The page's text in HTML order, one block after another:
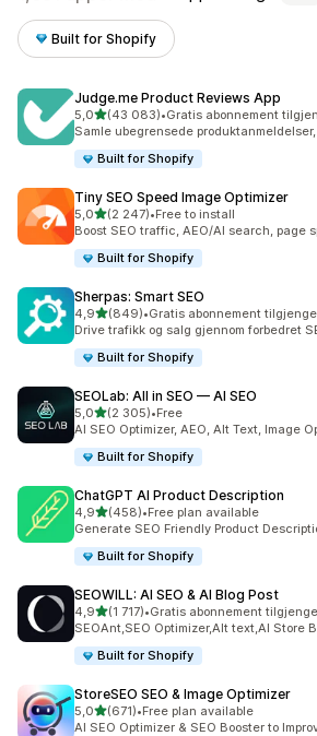
Built for Shopify
Judge.me Product Reviews App
5,0av 5 stjerner
(43 083)
Totalt 43083 omtaler
•Gratis abonnement
Samle ubegrensede
Built for Shopify
Tiny SEO Speed Image Optimizer
5,0av 5 stjerner
(2 247)
Totalt 2247 omtaler
•Free to install
Boost SEO traffic, AEO/AI search, page
Built for Shopify
Sherpas: Smart SEO
4,9av 5 stjerner
(849)
Totalt 849 omtaler
•Gratis abonnement
Drive trafikk og salg gjennom forbedret
Built for Shopify
SEOLab: All in SEO — AI SEO
5,0av 5 stjerner
(2 305)
Totalt 2305 omtaler
•Free
AI SEO Optimizer, AEO, Alt Text, Image
Built for Shopify
ChatGPT AI Product Description
4,9av 5 stjerner
(458)
Totalt 458 omtaler
•Free plan available
Generate SEO Friendly Product
Built for Shopify
SEOWILL: AI SEO & AI Blog Post
4,9av 5 stjerner
(1 717)
Totalt 1717 omtaler
•Gratis abonnement
SEOAnt,SEO Optimizer,Alt text,AI Store
Built for Shopify
StoreSEO SEO & Image Optimizer
5,0av 5 stjerner
(671)
Totalt 671 omtaler
•Free plan available
AI SEO Optimizer & SEO Booster to